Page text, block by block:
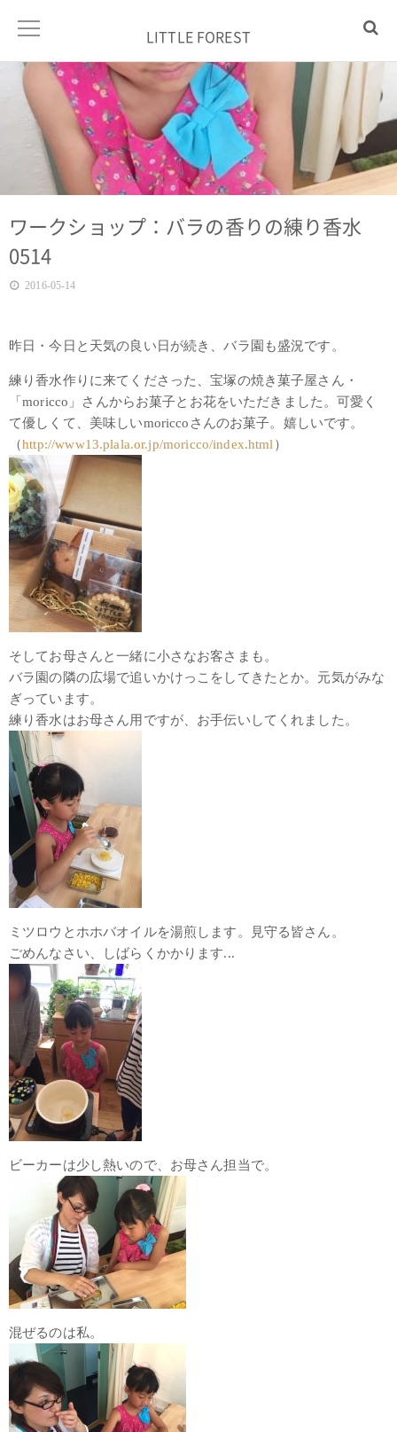
LITTLE FOREST
ワークショップ：バラの香りの練り香水
0514
2016-05-14
昨日・今日と天気の良い日が続き、バラ園も盛況です。
練り香水作りに来てくださった、宝塚の焼き菓子屋さん・
「moricco」さんからお菓子とお花をいただきました。可愛く
て優しくて、美味しいmoriccoさんのお菓子。嬉しいです。
（http://www13.plala.or.jp/moricco/index.html ）
そしてお母さんと一緒に小さなお客さまも。
バラ園の隣の広場で追いかけっこをしてきたとか。元気がみな
ぎっています。
練り香水はお母さん用ですが、お手伝いしてくれました。
ミツロウとホホバオイルを湯煎します。見守る皆さん。
ごめんなさい、しばらくかかります...
ビーカーは少し熱いので、お母さん担当で。
混ぜるのは私。